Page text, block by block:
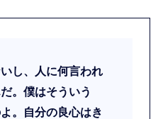
し、人に何言われ
。僕はそういう
。自分の良心はき